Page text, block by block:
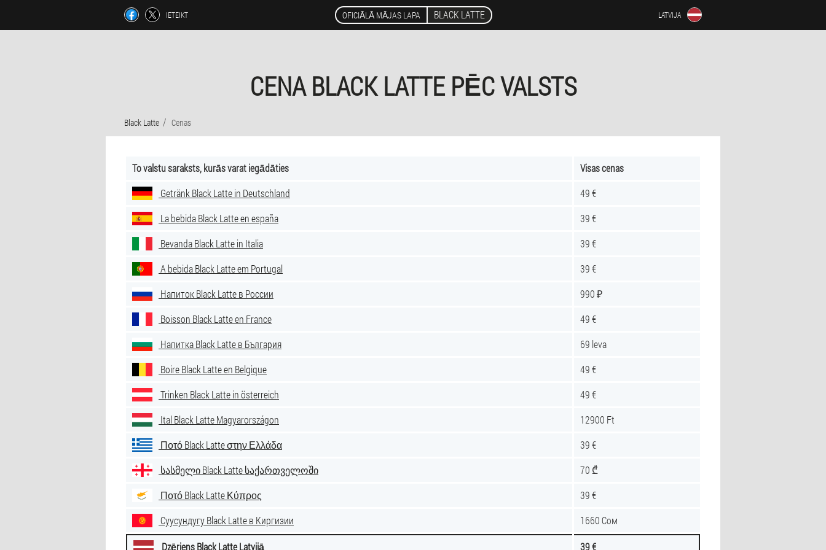
IETEIKT OFICIĀLĀ MĀJAS LAPA BLACK LATTE LATVIJA
CENA BLACK LATTE PĒC VALSTS
Black Latte Cenas
To valstu saraksts, kurās varat iegādāties
Visas cenas
Getränk Black Latte in Deutschland
49 €
La bebida Black Latte en españa
39 €
Bevanda Black Latte in Italia
39 €
A bebida Black Latte em Portugal
39 €
Напиток Black Latte в России
990 ₽
Boisson Black Latte en France
49 €
Напитка Black Latte в България
69 leva
Boire Black Latte en Belgique
49 €
Trinken Black Latte in österreich
49 €
Ital Black Latte Magyarországon
12900 Ft
Ποτό Black Latte στην Ελλάδα
39 €
სასმელი Black Latte საქართველოში
70 ₾
Ποτό Black Latte Κύπρος
39 €
Суусундугу Black Latte в Киргизии
1660 Сом
Dzēriens Black Latte Latvijā 39 €